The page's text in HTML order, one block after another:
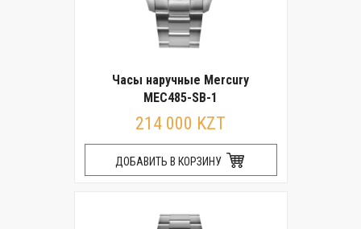
Часы наручные Mercury
MEC485-SB-1
214 000 KZT
ДОБАВИТЬ В КОРЗИНУ